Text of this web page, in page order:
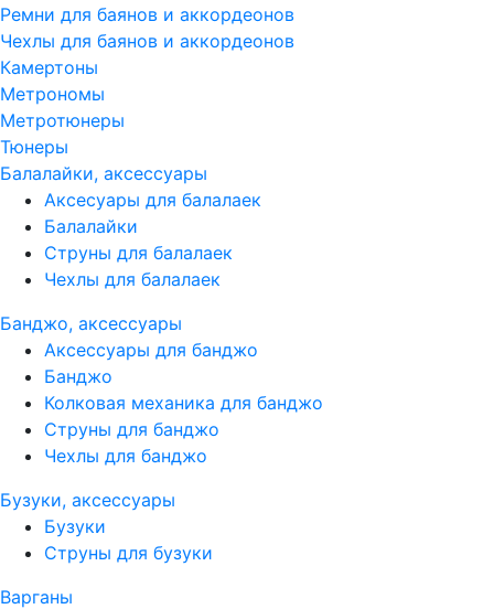
Ремни для баянов и аккордеонов
Чехлы для баянов и аккордеонов
Камертоны
Метрономы
Метротюнеры
Тюнеры
Балалайки, аксессуары
Аксесуары для балалаек
Балалайки
Струны для балалаек
Чехлы для балалаек
Банджо, аксессуары
Аксессуары для банджо
Банджо
Колковая механика для банджо
Струны для банджо
Чехлы для банджо
Бузуки, аксессуары
Бузуки
Струны для бузуки
Варганы